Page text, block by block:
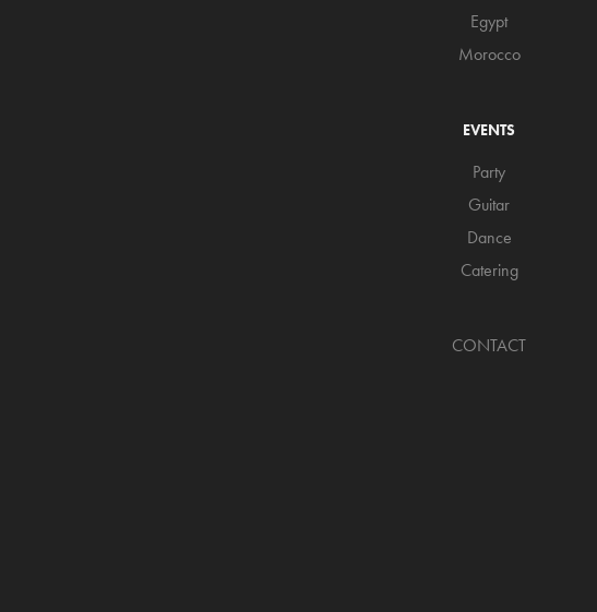
Egypt
Morocco
EVENTS
Party
Guitar
Dance
Catering
CONTACT